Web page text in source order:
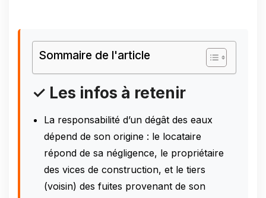
Sommaire de l'article
✓ Les infos à retenir
La responsabilité d’un dégât des eaux
dépend de son origine : le locataire
répond de sa négligence, le propriétaire
des vices de construction, et le tiers
(voisin) des fuites provenant de son